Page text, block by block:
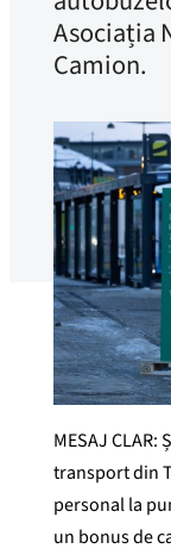
Asociația
Camion.
MESAJ
transport din
personal la
un bonus de